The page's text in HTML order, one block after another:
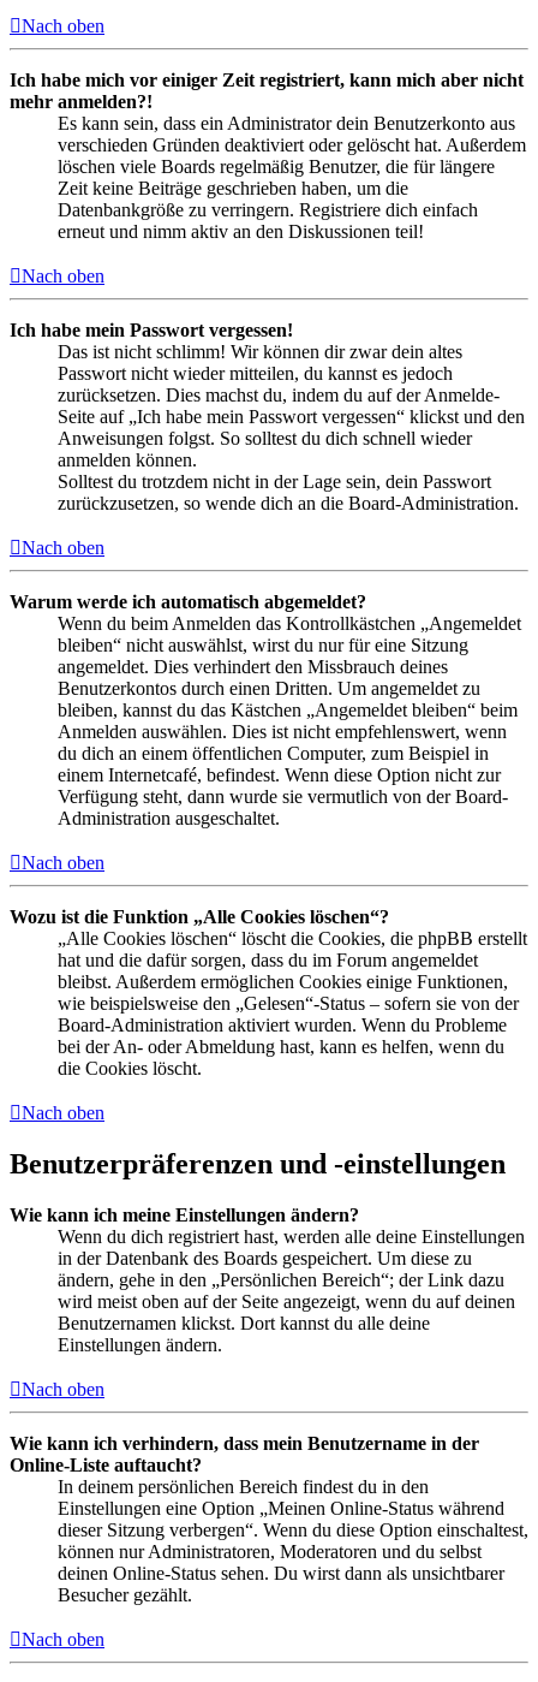
Nach oben
Ich habe mich vor einiger Zeit registriert, kann mich aber nicht
mehr anmelden?!
Es kann sein, dass ein Administrator dein Benutzerkonto aus
verschieden Gründen deaktiviert oder gelöscht hat. Außerdem
löschen viele Boards regelmäßig Benutzer, die für längere
Zeit keine Beiträge geschrieben haben, um die
Datenbankgröße zu verringern. Registriere dich einfach
erneut und nimm aktiv an den Diskussionen teil!
Nach oben
Ich habe mein Passwort vergessen!
Das ist nicht schlimm! Wir können dir zwar dein altes
Passwort nicht wieder mitteilen, du kannst es jedoch
zurücksetzen. Dies machst du, indem du auf der Anmelde-
Seite auf „Ich habe mein Passwort vergessen“ klickst und den
Anweisungen folgst. So solltest du dich schnell wieder
anmelden können.
Solltest du trotzdem nicht in der Lage sein, dein Passwort
zurückzusetzen, so wende dich an die Board-Administration.
Nach oben
Warum werde ich automatisch abgemeldet?
Wenn du beim Anmelden das Kontrollkästchen „Angemeldet
bleiben“ nicht auswählst, wirst du nur für eine Sitzung
angemeldet. Dies verhindert den Missbrauch deines
Benutzerkontos durch einen Dritten. Um angemeldet zu
bleiben, kannst du das Kästchen „Angemeldet bleiben“ beim
Anmelden auswählen. Dies ist nicht empfehlenswert, wenn
du dich an einem öffentlichen Computer, zum Beispiel in
einem Internetcafé, befindest. Wenn diese Option nicht zur
Verfügung steht, dann wurde sie vermutlich von der Board-
Administration ausgeschaltet.
Nach oben
Wozu ist die Funktion „Alle Cookies löschen“?
„Alle Cookies löschen“ löscht die Cookies, die phpBB erstellt
hat und die dafür sorgen, dass du im Forum angemeldet
bleibst. Außerdem ermöglichen Cookies einige Funktionen,
wie beispielsweise den „Gelesen“-Status – sofern sie von der
Board-Administration aktiviert wurden. Wenn du Probleme
bei der An- oder Abmeldung hast, kann es helfen, wenn du
die Cookies löscht.
Nach oben
Benutzerpräferenzen und -einstellungen
Wie kann ich meine Einstellungen ändern?
Wenn du dich registriert hast, werden alle deine Einstellungen
in der Datenbank des Boards gespeichert. Um diese zu
ändern, gehe in den „Persönlichen Bereich“; der Link dazu
wird meist oben auf der Seite angezeigt, wenn du auf deinen
Benutzernamen klickst. Dort kannst du alle deine
Einstellungen ändern.
Nach oben
Wie kann ich verhindern, dass mein Benutzername in der
Online-Liste auftaucht?
In deinem persönlichen Bereich findest du in den
Einstellungen eine Option „Meinen Online-Status während
dieser Sitzung verbergen“. Wenn du diese Option einschaltest,
können nur Administratoren, Moderatoren und du selbst
deinen Online-Status sehen. Du wirst dann als unsichtbarer
Besucher gezählt.
Nach oben